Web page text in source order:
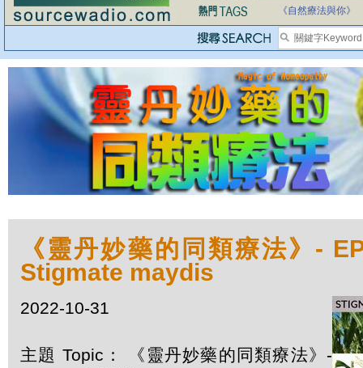
《自然療法與你》
《靈丹妙藥的同類療法》-
Stigmate maydis
2022-10-31
主題 Topic： 《靈丹妙藥的同類療法》-